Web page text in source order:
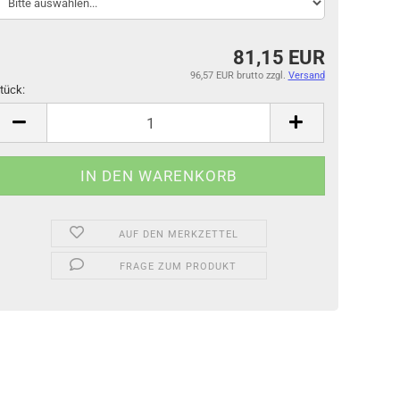
81,15 EUR
96,57 EUR bruttozzgl. Versand
AUF DEN MERKZETTEL
FRAGE ZUM PRODUKT